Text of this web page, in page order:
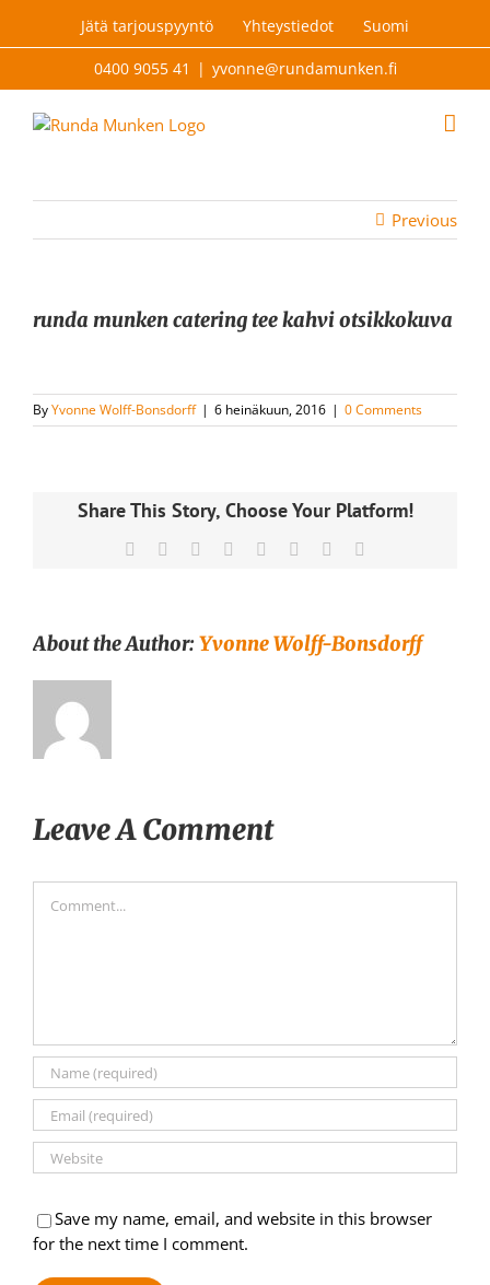
Jätä tarjouspyyntö Yhteystiedot Suomi
0400 9055 41 | yvonne@rundamunken.fi
Previous
runda munken catering tee kahvi otsikkokuva
ByYvonne Wolff-Bonsdorff | 6 heinäkuun, 2016 | 0 Comments
Share This Story, Choose Your Platform!
Facebook Reddit LinkedIn
TumblrPinterest
About the Author:Yvonne Wolff-Bonsdorff
Leave A Comment
Save my name, email, and website in this browser
for the next time I comment.